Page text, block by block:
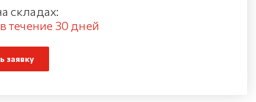
складах:
течение 30 дней
заявку